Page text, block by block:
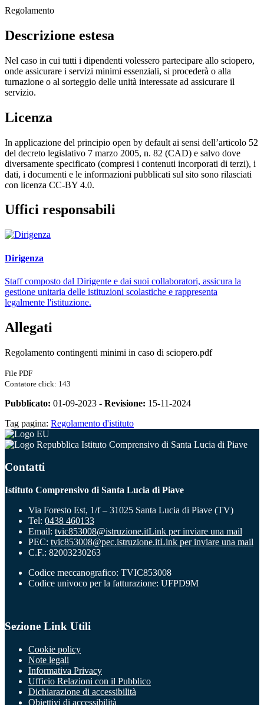
Regolamento
Descrizione estesa
Nel caso in cui tutti i dipendenti volessero partecipare allo sciopero,
onde assicurare i servizi minimi essenziali, si procederà o alla
turnazione o al sorteggio delle unità interessate ad assicurare il
servizio.
Licenza
In applicazione del principio open by default ai sensi dell’articolo 52
del decreto legislativo 7 marzo 2005, n. 82 (CAD) e salvo dove
diversamente specificato (compresi i contenuti incorporati di terzi), i
dati, i documenti e le informazioni pubblicati sul sito sono rilasciati
con licenza CC-BY 4.0.
Uffici responsabili
Dirigenza
Staff composto dal Dirigente e dai suoi collaboratori, assicura la
gestione unitaria delle istituzioni scolastiche e rappresenta
legalmente l'istituzione.
Allegati
Regolamento contingenti minimi in caso di sciopero.pdf
File PDF
Contatore click: 143
Pubblicato: 01-09-2023 - Revisione: 15-11-2024
Tag pagina: Regolamento d'istituto
Istituto Comprensivo di Santa Lucia di Piave
Contatti
Istituto Comprensivo di Santa Lucia di Piave
Via Foresto Est, 1/f – 31025 Santa Lucia di Piave (TV)
Tel: 0438 460133
Email: tvic853008@istruzione.itLink per inviare una mail
PEC: tvic853008@pec.istruzione.itLink per inviare una mail
C.F.: 82003230263
Codice meccanografico: TVIC853008
Codice univoco per la fatturazione: UFPD9M
Sezione Link Utili
Cookie policy
Note legali
Informativa Privacy
Ufficio Relazioni con il Pubblico
Dichiarazione di accessibilità
Obiettivi di accessibilità